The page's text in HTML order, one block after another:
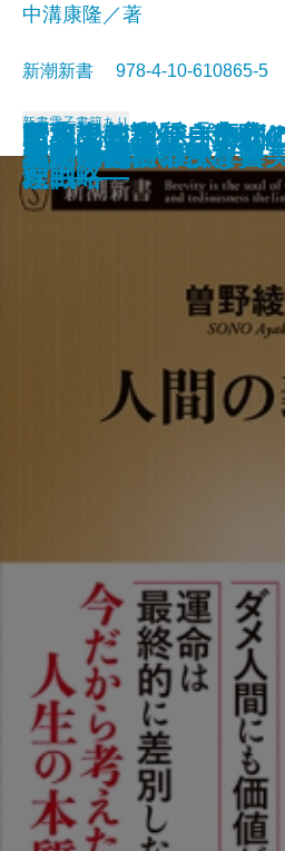
インサイドレポー
の真相
自衛隊は市街戦を戦
恥ずかしい人たち
国家の怠慢
番号は謎
日本人はなぜ自虐的
―占領とWGIP―
スマホ料金はなぜ高
トヨタに学ぶ カイ
71
ヤバい選挙
令和の巨人軍
中溝康隆／著
新潮新書 978-4-10-610865-
新書電子書籍あり
人間の義務
断薬記―私がうつ病
理由―
美術展の不都合な真
歴史の教訓―「失敗
家戦略―
バカの国
私の考え
昭和史の本質―良心
だ―
人間の品性
「関ヶ原」の決算書
習近平vs.中国人